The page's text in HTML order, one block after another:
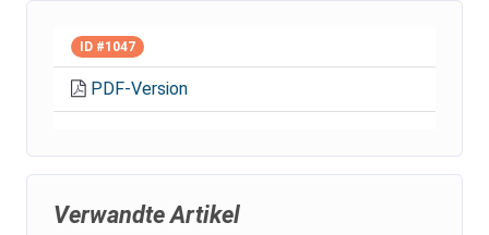
ID #1047
PDF-Version
Verwandte Artikel